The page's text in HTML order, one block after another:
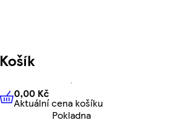
Košík
0,00 KčAktuální cena košíku
0,00 Kč
Aktuální cena košíku
Pokladna